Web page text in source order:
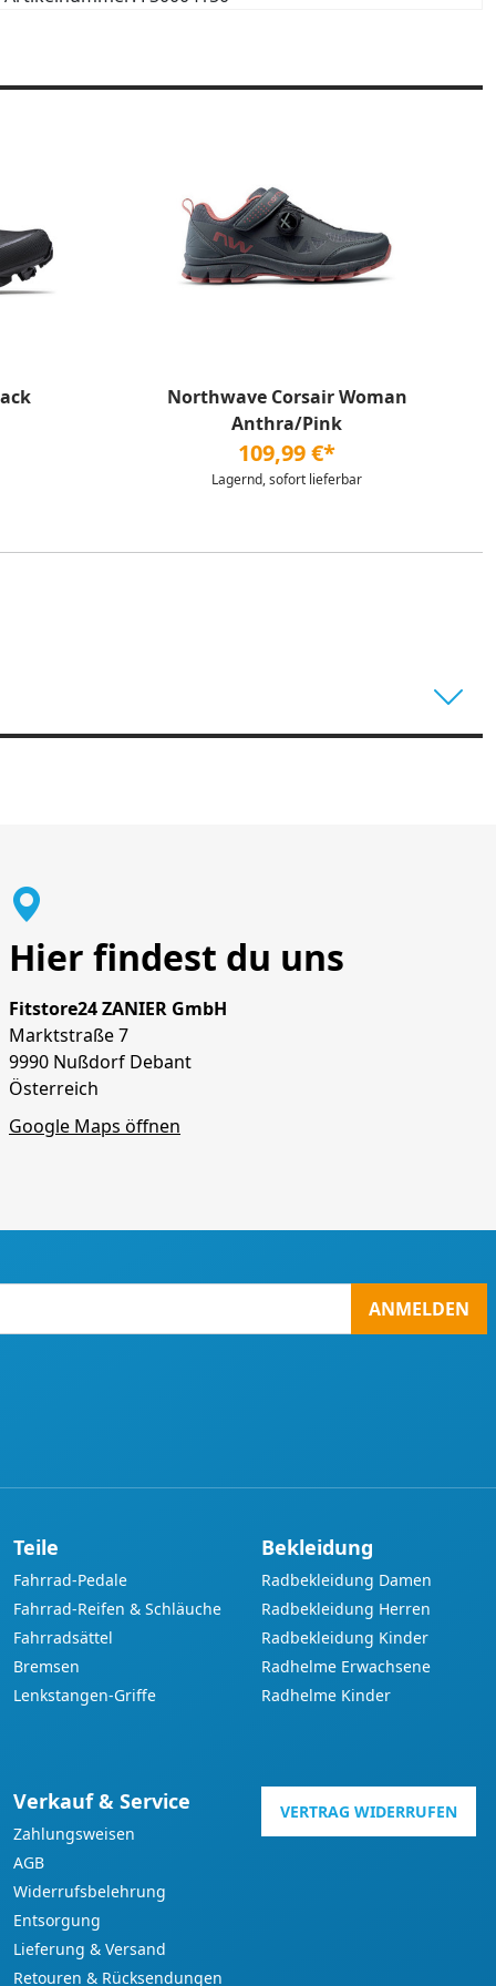
Northwave Corsair Woman
Anthra/Pink
109,99 €*
Lagernd, sofort lieferbar
Hier findest du uns
Fitstore24 ZANIER GmbH
Marktstraße 7
9990 Nußdorf Debant
Österreich
Google Maps öffnen
ANMELDEN
Teile
Fahrrad-Pedale
Fahrrad-Reifen & Schläuche
Fahrradsättel
Bremsen
Lenkstangen-Griffe
Bekleidung
Radbekleidung Damen
Radbekleidung Herren
Radbekleidung Kinder
Radhelme Erwachsene
Radhelme Kinder
Verkauf & Service
Zahlungsweisen
AGB
Widerrufsbelehrung
Entsorgung
Lieferung & Versand
Retouren & Rücksendungen
VERTRAG WIDERRUFEN